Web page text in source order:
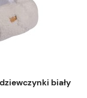
biały